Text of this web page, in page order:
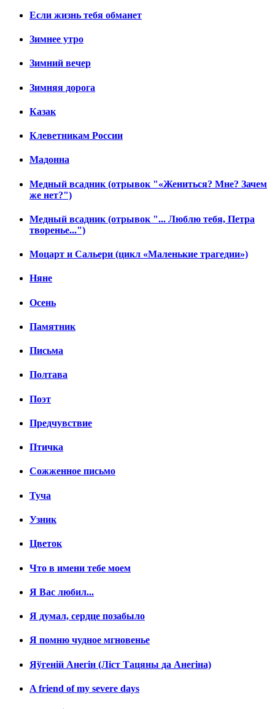
Если жизнь тебя обманет
Зимнее утро
Зимний вечер
Зимняя дорога
Казак
Клеветникам России
Мадонна
Медный всадник (отрывок "«Жениться? Мне? Зачем
же нет?")
Медный всадник (отрывок "... Люблю тебя, Петра
творенье...")
Моцарт и Сальери (цикл «Маленькие трагедии»)
Няне
Осень
Памятник
Письма
Полтава
Поэт
Предчувствие
Птичка
Сожженное письмо
Туча
Узник
Цветок
Что в имени тебе моем
Я Вас любил...
Я думал, сердце позабыло
Я помню чудное мгновенье
Яўгенiй Анегін (Лiст Тацяны да Анегiна)
A friend of my severe days